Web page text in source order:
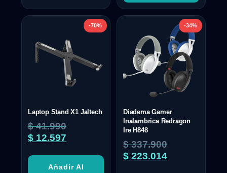
-70%
Laptop Stand X1 Jaltech
$41.990
$ 12.597
Añadir Al
-34%
Diadema Gamer
Inalambrica Redragon
Ire H848
$337.900
$ 223.014